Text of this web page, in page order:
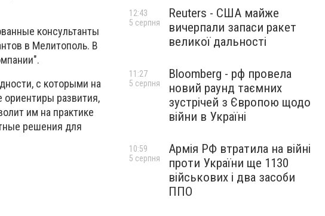
консультанты
в Мелитополь. В
с которыми на
ориентиры развития,
им на практике
решения для
Reuters - США майже
вичерпали запаси ракет
великої дальності
12:43
5 серпня
Bloomberg - рф провела
новий раунд таємних
зустрічей з Європою щодо
війни в Україні
11:27
5 серпня
Армія РФ втратила на війні
проти України ще 1130
військових і два засоби
ППО
10:59
5 серпня